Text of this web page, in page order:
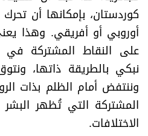
كوردستان، بإمكانها أن
أوروبي أو أفريقي. وهذا
على النقاط المشتركة في
نبكي بالطريقة ذاتها،
وننتفض أمام الظلم بذات
المشتركة التي تُظهر
الاختلافات.